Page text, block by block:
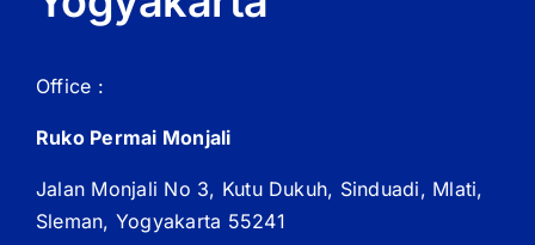
Office :
Ruko Permai Monjali
Jalan Monjali No 3, Kutu Dukuh, Sinduadi, Mlati,
Sleman, Yogyakarta 55241